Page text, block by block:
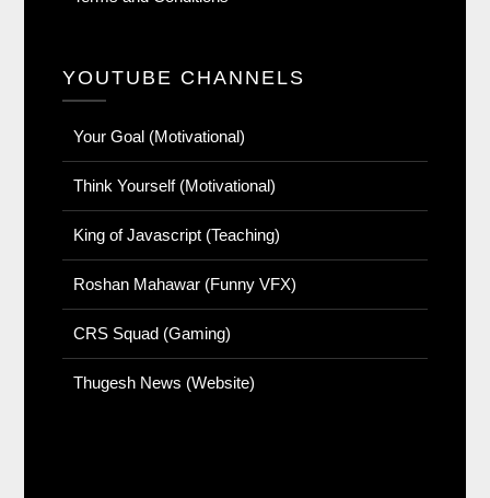
YOUTUBE CHANNELS
Your Goal (Motivational)
Think Yourself (Motivational)
King of Javascript (Teaching)
Roshan Mahawar (Funny VFX)
CRS Squad (Gaming)
Thugesh News (Website)